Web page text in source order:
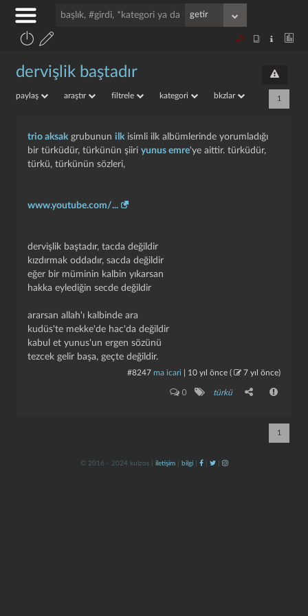
dervişlik baştadır
paylaş araştır filtrele kategori bkzlar 1
trio aksakgrubunun ilkisimli ilk albümlerinde yorumladığı
bir türküdür, türkünün şiiri yunus emre'ye aittir. türküdür,
türkü, türkünün sözleri,
www.youtube.com/...
dervişlik baştadır, tacda değildir
kızdırmak oddadır, sacda değildir
eğer bir müminin kalbin yıkarsan
hakka eylediğin secde değildir
ararsan allah'ı kalbinde ara
kudüs'te mekke'de hac'da değildir
kabul et yunus'un ergen sözünü
tezcek gelir başa, geçte değildir.
#8247 ma icari 10 yıl önce ( 7 yıl önce)
0 türkü
1
kaydet
© 2016 - 2024 kulzos | iletişim| bilgi| | |